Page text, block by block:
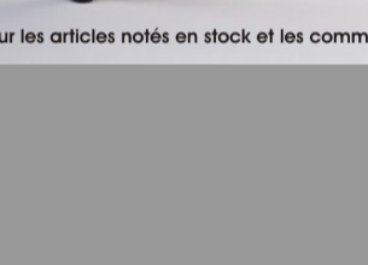
Keole.net, agence web